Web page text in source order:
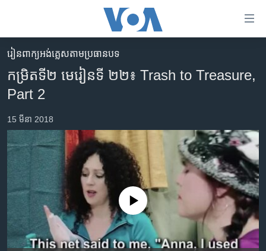
គេហទំព័រ​
ទាក់ទង
រំលង​
និង​
ទៅ​​
ព័ត៌មាន​​
រំលង​
និង​
ចូល​
ទៅ​
កម្ពុជា
អន្តរជាតិ
ហេឡូវីអូអេ
កម្ពុជាច្នៃប្រតិដ្ឋ
ព្រឹត្តិការណ៍ព័ត៌មាន
ទូរទស្សន៍ / វីដេអូ​
វិទ្យុ / ផតខាសថ៍
​រៀន​​ពាក្យអង់គ្លេស​​តាមប្រធានបទ
កម្រិតទី២ មេរៀនទី ២២៖ Trash to Treasure,
Part 2
15 មីនា 2018
No media source currently available